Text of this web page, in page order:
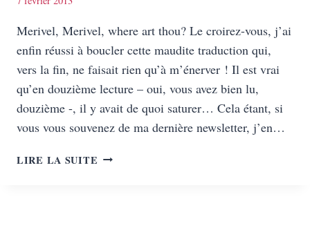
Merivel, Merivel, where art thou? Le croirez-vous, j’ai
enfin réussi à boucler cette maudite traduction qui,
vers la fin, ne faisait rien qu’à m’énerver ! Il est vrai
qu’en douzième lecture – oui, vous avez bien lu,
douzième -, il y avait de quoi saturer… Cela étant, si
vous vous souvenez de ma dernière newsletter, j’en…
LIRE LA SUITE MERIVEL